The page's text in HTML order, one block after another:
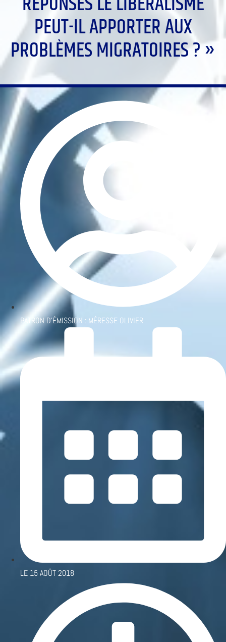
PEUT-IL APPORTER AUX
PROBLÈMES MIGRATOIRES ? »
PATRON D'ÉMISSION : MÉRESSE OLIVIER
LE 15 AOÛT 2018